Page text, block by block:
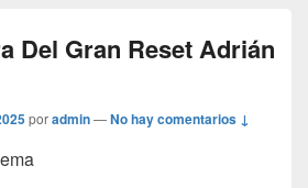
Del Gran Reset Adrián
poradmin—No hay comentarios ↓